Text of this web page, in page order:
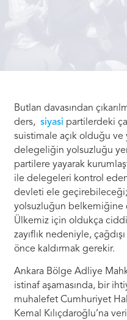
Butlan davasından
ders, siyasi partilerdeki
suistimale açık olduğu
delegeliğin yolsuzluğu
partilere yayarak
ile delegeleri kontrol
devleti ele
yolsuzluğun
Ülkemiz için oldukça
zayıflık nedeniyle,
önce kaldırmak gerekir.
Ankara Bölge Adliye
istinaf aşamasında, bir
muhalefet Cumhuriyet
Kemal Kılıçdaroğlu’na